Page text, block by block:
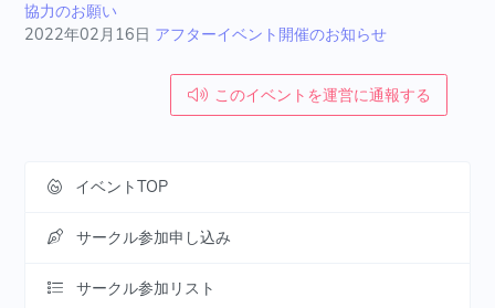
協力のお願い
2022年02月16日 アフターイベント開催のお知らせ
このイベントを運営に通報する
イベントTOP
サークル参加申し込み
サークル参加リスト